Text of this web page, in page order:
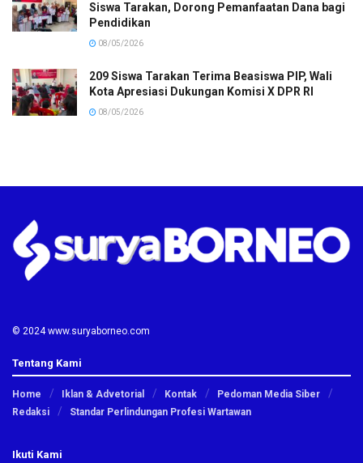
Siswa Tarakan, Dorong Pemanfaatan Dana bagi
Pendidikan
08/05/2026
209 Siswa Tarakan Terima Beasiswa PIP, Wali
Kota Apresiasi Dukungan Komisi X DPR RI
08/05/2026
© 2024 www.suryaborneo.com
Tentang Kami
Home Iklan & Advetorial Kontak
Pedoman Media Siber
Redaksi
Standar Perlindungan Profesi Wartawan
Ikuti Kami